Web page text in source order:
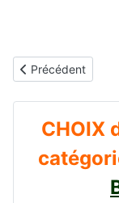
Article précédent :
Précédent
CHOIX